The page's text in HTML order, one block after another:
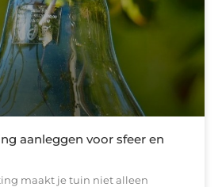
aanleggen voor sfeer en
maakt je tuin niet alleen